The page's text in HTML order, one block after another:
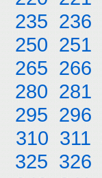
235 236
250 251
265 266
280 281
295 296
310 311
325 326